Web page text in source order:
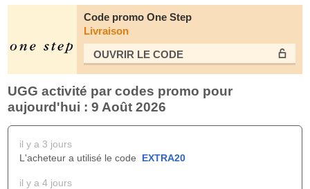
Code promo One Step
Livraison
OUVRIR LE СODE
UGG activité par codes promo pour
aujourd'hui : 9 Août 2026
il y a 3 jours
L'acheteur a utilisé le code EXTRA20
il y a 4 jours